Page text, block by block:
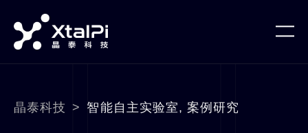
晶泰科技 > 智能自主实验室,案例研究